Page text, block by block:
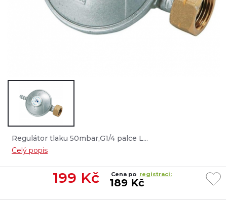
Regulátor tlaku 50mbar,G1/4 palce L...
Celý popis
199 Kč Cena po registraci:
189 Kč